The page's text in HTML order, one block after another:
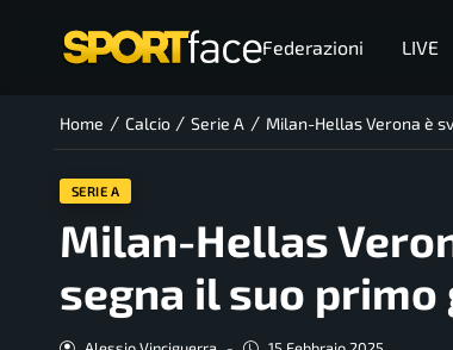
Federazioni LIVE
Home / Calcio / Serie A / Milan-Hellas Verona è
SERIE A
Milan-Hellas
segna il suo primo